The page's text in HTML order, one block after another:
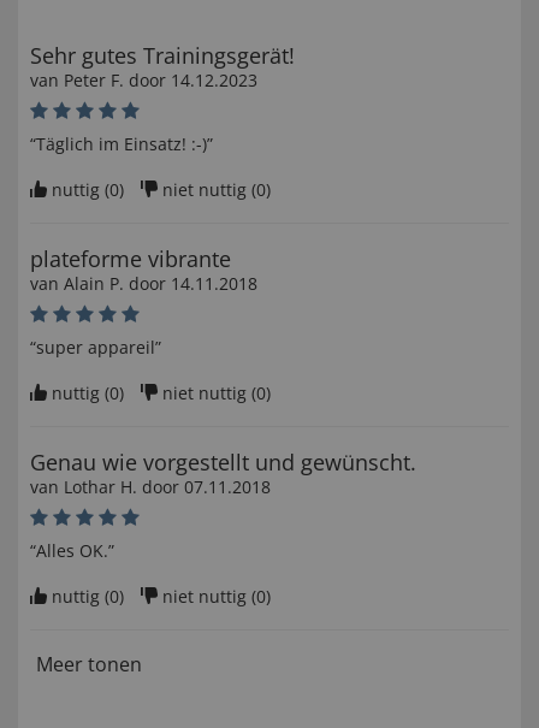
Sehr gutes Trainingsgerät!
van Peter F. door 14.12.2023
“Täglich im Einsatz! :-)”
nuttig (0) niet nuttig (0)
plateforme vibrante
van Alain P. door 14.11.2018
“super appareil”
nuttig (0) niet nuttig (0)
Genau wie vorgestellt und gewünscht.
van Lothar H. door 07.11.2018
“Alles OK.”
nuttig (0) niet nuttig (0)
Meer tonen